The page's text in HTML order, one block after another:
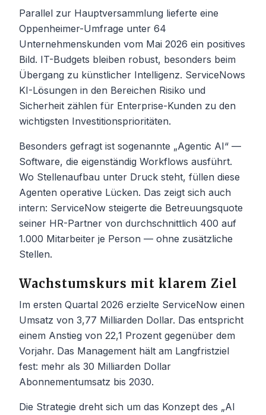
Parallel zur Hauptversammlung lieferte eine
Oppenheimer-Umfrage unter 64
Unternehmenskunden vom Mai 2026 ein positives
Bild. IT-Budgets bleiben robust, besonders beim
Übergang zu künstlicher Intelligenz. ServiceNows
KI-Lösungen in den Bereichen Risiko und
Sicherheit zählen für Enterprise-Kunden zu den
wichtigsten Investitionsprioritäten.
Besonders gefragt ist sogenannte „Agentic AI“ —
Software, die eigenständig Workflows ausführt.
Wo Stellenaufbau unter Druck steht, füllen diese
Agenten operative Lücken. Das zeigt sich auch
intern: ServiceNow steigerte die Betreuungsquote
seiner HR-Partner von durchschnittlich 400 auf
1.000 Mitarbeiter je Person — ohne zusätzliche
Stellen.
Wachstumskurs mit klarem Ziel
Im ersten Quartal 2026 erzielte ServiceNow einen
Umsatz von 3,77 Milliarden Dollar. Das entspricht
einem Anstieg von 22,1 Prozent gegenüber dem
Vorjahr. Das Management hält am Langfristziel
fest: mehr als 30 Milliarden Dollar
Abonnementumsatz bis 2030.
Die Strategie dreht sich um das Konzept des „AI